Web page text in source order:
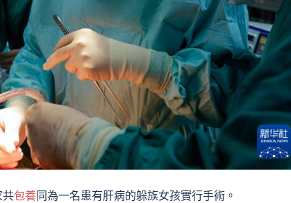
共包養同為一名患有肝病的躲族女孩實行手術。